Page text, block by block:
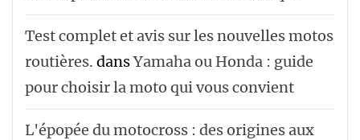
Test complet et avis sur les nouvelles motos
routières. dansYamaha ou Honda : guide
pour choisir la moto qui vous convient
L'épopée du motocross : des origines aux